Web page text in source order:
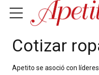
Cotizar
Apetito se asoció con